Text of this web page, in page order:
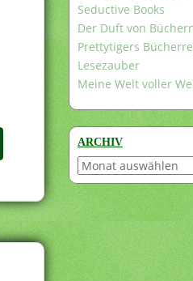
Seductive Books
Der Duft von
Prettytigers
Lesezauber
Meine Welt voller
ARCHIV
Archiv